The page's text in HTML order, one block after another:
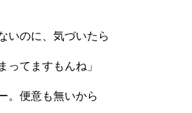
いのに、気づいたら
ってますもんね」
。便意も無いから